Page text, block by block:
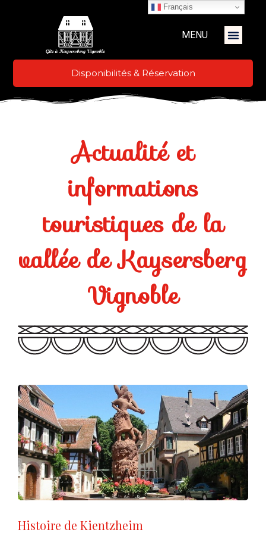
MENU
Disponibilités & Réservation
Actualité et
informations
touristiques de la
vallée de Kaysersberg
Vignoble
Histoire de Kientzheim
Français